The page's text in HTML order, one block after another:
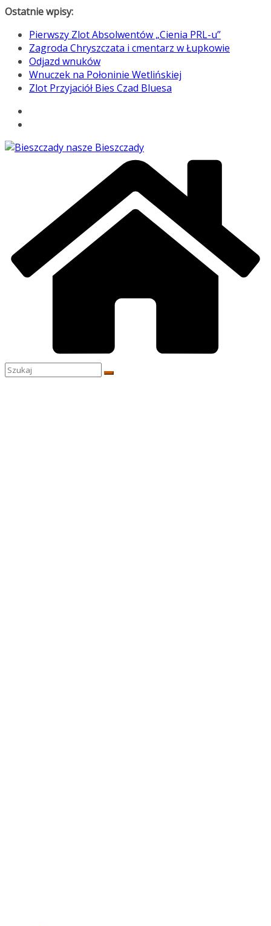
Przejdź
treści
Ostatnie wpisy:
Pierwszy Zlot Absolwentów „Cienia PRL-u”
Zagroda Chryszczata i cmentarz w Łupkowie
Odjazd wnuków
Wnuczek na Połoninie Wetlińskiej
Zlot Przyjaciół Bies Czad Bluesa